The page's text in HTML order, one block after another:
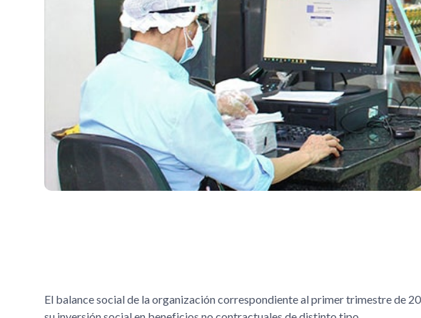
El balance social de la organización correspondiente al primer trimestre de